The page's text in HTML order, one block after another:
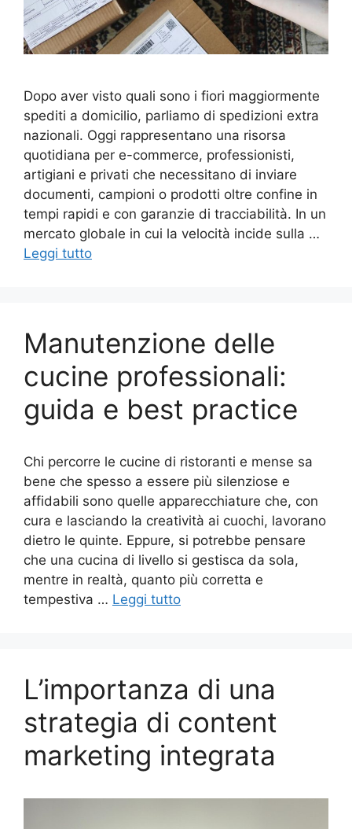
Dopo aver visto quali sono i fiori maggiormente
spediti a domicilio, parliamo di spedizioni extra
nazionali. Oggi rappresentano una risorsa
quotidiana per e-commerce, professionisti,
artigiani e privati che necessitano di inviare
documenti, campioni o prodotti oltre confine in
tempi rapidi e con garanzie di tracciabilità. In un
mercato globale in cui la velocità incide sulla …
Leggi tutto
Manutenzione delle
cucine professionali:
guida e best practice
Chi percorre le cucine di ristoranti e mense sa
bene che spesso a essere più silenziose e
affidabili sono quelle apparecchiature che, con
cura e lasciando la creatività ai cuochi, lavorano
dietro le quinte. Eppure, si potrebbe pensare
che una cucina di livello si gestisca da sola,
mentre in realtà, quanto più corretta e
tempestiva … Leggi tutto
L’importanza di una
strategia di content
marketing integrata